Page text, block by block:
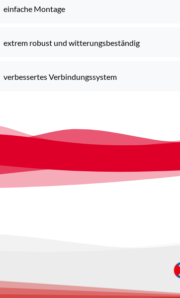
einfache Montage
extrem robust und witterungsbeständig
verbessertes Verbindungssystem